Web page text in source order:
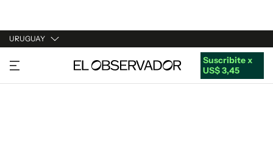
URUGUAY
URUGUAY
ARGENTINA
Suscribite x
US$ 3,45